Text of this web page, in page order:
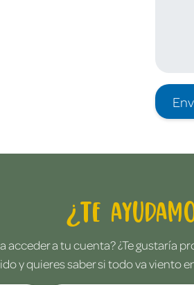
¿Te
acceder a tu cuenta? ¿Te gustaría
y quieres saber si todo va viento